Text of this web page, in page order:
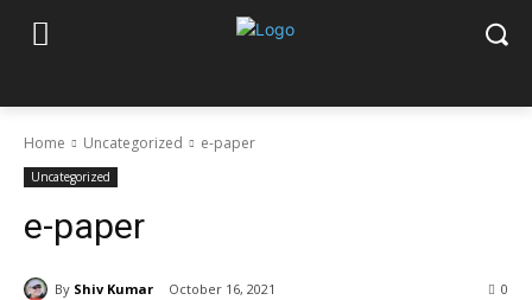
Home Uncategorized e-paper
Uncategorized
e-paper
By Shiv Kumar October 16, 2021 0